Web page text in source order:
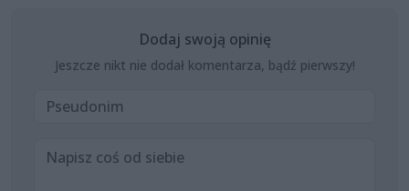
Dodaj swoją opinię
Jeszcze nikt nie dodał komentarza, bądź pierwszy!